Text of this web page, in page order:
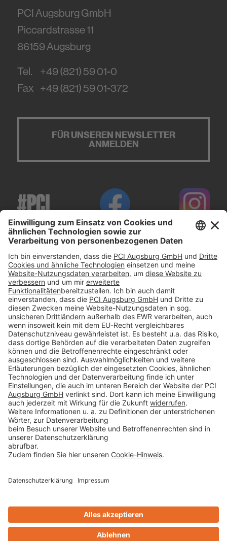
PCI Augsburg GmbH
Piccardstrasse 11
86159 Augsburg
Tel.
+49 (821) 59 01-0
Fax +49 (821) 59 01-372
FÜR UNSEREN NEWSLETTER
ANMELDEN
#PCI
Impressum
Datenschutz
AGB
Rechtliche Hinweise
Cookie-Einstellungen öffnen
Betroffenenrechte
www.bimobject.com
Sika Deutschland - heinze.de
www.naturstein-datenbank.de
Technikchat